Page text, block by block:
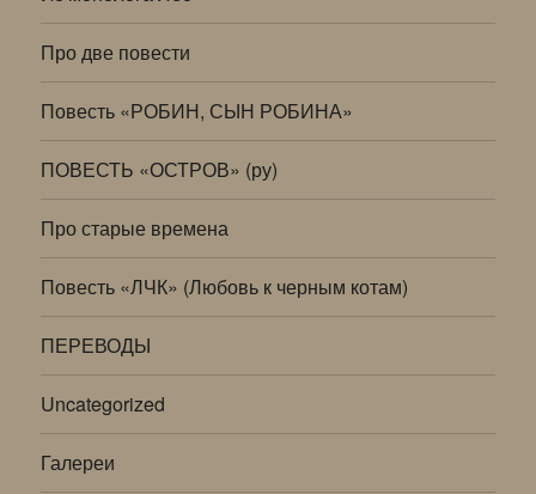
Про две повести
Повесть «РОБИН, СЫН РОБИНА»
ПОВЕСТЬ «ОСТРОВ» (ру)
Про старые времена
Повесть «ЛЧК» (Любовь к черным котам)
ПЕРЕВОДЫ
Uncategorized
Галереи